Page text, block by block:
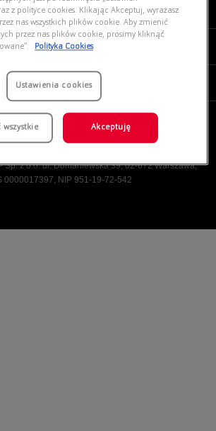
Sp. z o.o. ul. Domaniewska 39, 02-672 Warszawa,
0000017397, NIP 951-19-72-542
z polityce cookies. Klikając Akceptuj, wyrażasz
nas wszystkich plików cookie. Aby zmienić
przez nas plików cookie, prosimy kliknąć
Polityka Cookies
Ustawienia cookies
wszystkie Akceptuję